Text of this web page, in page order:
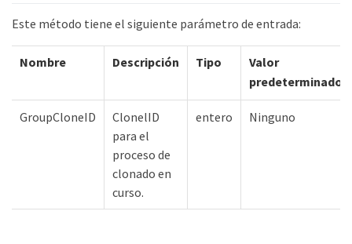
Este método tiene el siguiente parámetro de entrada:
Nombre Descripción Tipo
Valor
predeterminado
GroupCloneID
ClonelID
para el
proceso de
clonado en
curso.
entero Ninguno